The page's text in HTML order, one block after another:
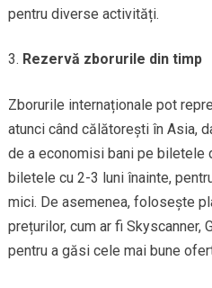
pentru diverse activități.
Rezervă zborurile din timp
Zborurile internaționale pot
atunci când călătorești în Asia,
de a economisi bani pe biletele
biletele cu 2-3 luni înainte,
mici. De asemenea, folosește
prețurilor, cum ar fi Skyscanner,
pentru a găsi cele mai bune